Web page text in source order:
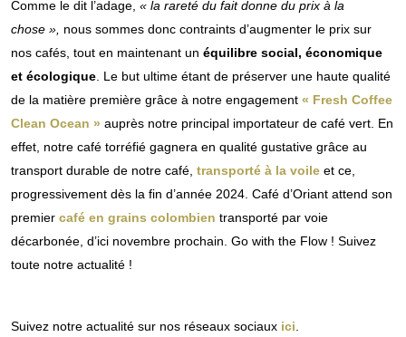
Comme le dit l’adage, « la rareté du fait donne du prix à la
chose », nous sommes donc contraints d’augmenter le prix sur
nos cafés, tout en maintenant un équilibre social, économique
et écologique . Le but ultime étant de préserver une haute qualité
de la matière première grâce à notre engagement « Fresh Coffee
Clean Ocean » auprès notre principal importateur de café vert. En
effet, notre café torréfié gagnera en qualité gustative grâce au
transport durable de notre café, transporté à la voile et ce,
progressivement dès la fin d’année 2024. Café d’Oriant attend son
premier café en grains colombien transporté par voie
décarbonée, d’ici novembre prochain. Go with the Flow ! Suivez
toute notre actualité !
Suivez notre actualité sur nos réseaux sociaux ici